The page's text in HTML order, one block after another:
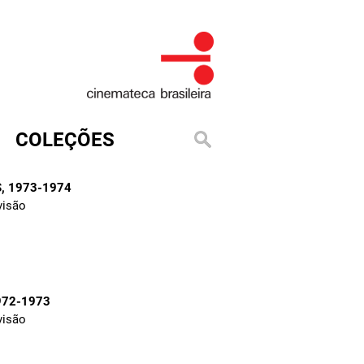
COLEÇÕES
, 1973-1974
1973